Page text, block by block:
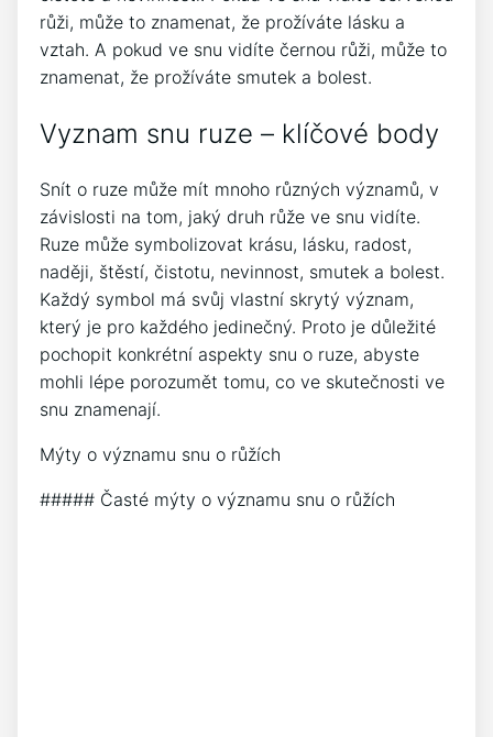
růži, může to znamenat, že prožíváte lásku a
vztah. A pokud ve snu vidíte černou růži, může to
znamenat, že prožíváte smutek a bolest.
Vyznam snu ruze – klíčové body
Snít o ruze může mít mnoho různých významů, v
závislosti na tom, jaký druh růže ve snu vidíte.
Ruze může symbolizovat krásu, lásku, radost,
naději, štěstí, čistotu, nevinnost, smutek a bolest.
Každý symbol má svůj vlastní skrytý význam,
který je pro každého jedinečný. Proto je důležité
pochopit konkrétní aspekty snu o ruze, abyste
mohli lépe porozumět tomu, co ve skutečnosti ve
snu znamenají.
Mýty o významu snu o růžích
##### Časté mýty o významu snu o růžích